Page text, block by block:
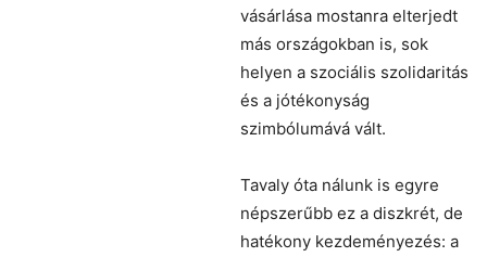
vásárlása mostanra elterjedt
más országokban is, sok
helyen a szociális szolidaritás
és a jótékonyság
szimbólumává vált.
Tavaly óta nálunk is egyre
népszerűbb ez a diszkrét, de
hatékony kezdeményezés: a